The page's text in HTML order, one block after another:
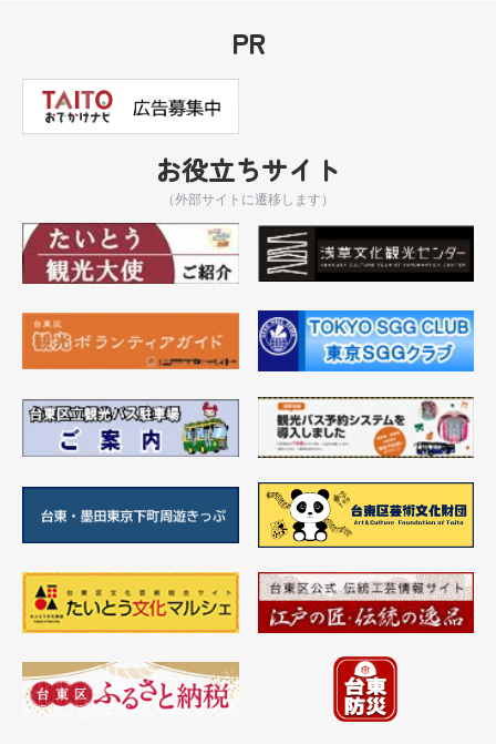
PR
お役立ちサイト
（外部サイトに遷移します）